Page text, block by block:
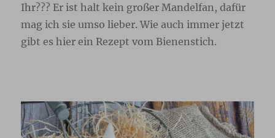
Ihr??? Er ist halt kein großer Mandelfan, dafür
mag ich sie umso lieber. Wie auch immer jetzt
gibt es hier ein Rezept vom Bienenstich.